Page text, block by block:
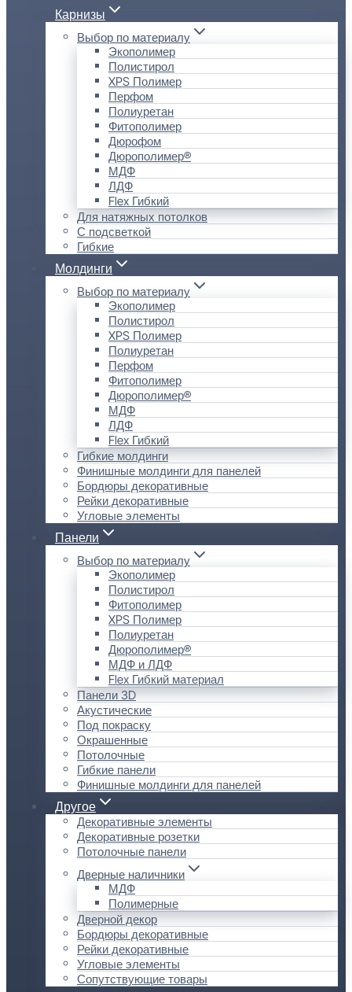
Карнизы
Выбор по материалу
Экополимер
Полистирол
XPS Полимер
Перфом
Полиуретан
Фитополимер
Дюрофом
Дюрополимер®
МДФ
ЛДФ
Flex Гибкий
Для натяжных потолков
С подсветкой
Гибкие
Молдинги
Выбор по материалу
Экополимер
Полистирол
XPS Полимер
Полиуретан
Перфом
Фитополимер
Дюрополимер®
МДФ
ЛДФ
Flex Гибкий
Гибкие молдинги
Финишные молдинги для панелей
Бордюры декоративные
Рейки декоративные
Угловые элементы
Панели
Выбор по материалу
Экополимер
Полистирол
Фитополимер
XPS Полимер
Полиуретан
Дюрополимер®
МДФ и ЛДФ
Flex Гибкий материал
Панели 3D
Акустические
Под покраску
Окрашенные
Потолочные
Гибкие панели
Финишные молдинги для панелей
Другое
Декоративные элементы
Декоративные розетки
Потолочные панели
Дверные наличники
МДФ
Полимерные
Дверной декор
Бордюры декоративные
Рейки декоративные
Угловые элементы
Сопутствующие товары